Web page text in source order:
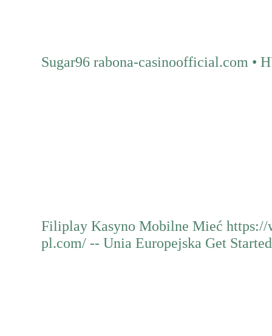
Sugar96 rabona-casinoofficial.com •
Filiplay Kasyno Mobilne Mieć https://
pl.com/ -- Unia Europejska Get Started